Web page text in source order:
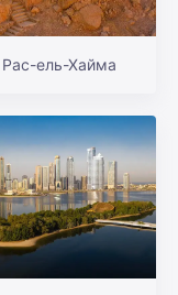
Рас-ель-Хайма